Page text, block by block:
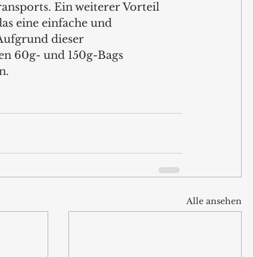
Ein weiterer Vorteil
eine einfache und
dieser
60g- und 150g-Bags
Alle ansehen